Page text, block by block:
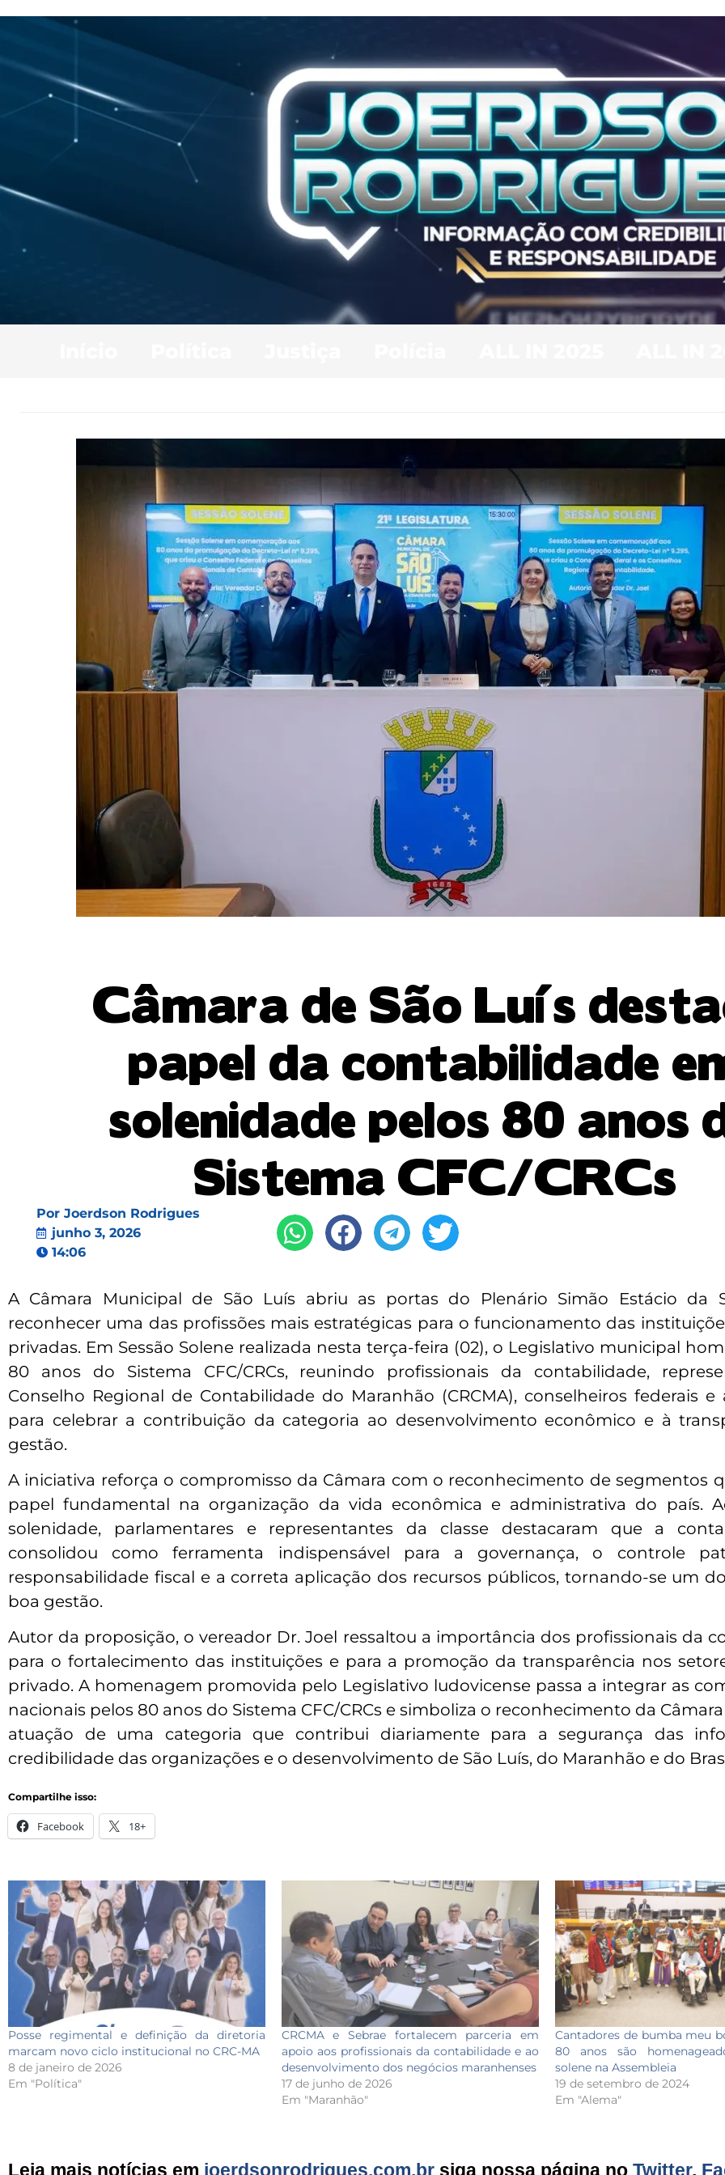
Câmara de São Luís
papel da contabilidade
solenidade pelos 80 anos
Sistema CFC/CRCs
Por Joerdson Rodrigues
junho 3, 2026
14:06
A Câmara Municipal de São Luís abriu as portas do Plenário Simão Estácio da
reconhecer uma das profissões mais estratégicas para o funcionamento das
privadas. Em Sessão Solene realizada nesta terça-feira (02), o Legislativo municipal
80 anos do Sistema CFC/CRCs, reunindo profissionais da contabilidade,
Conselho Regional de Contabilidade do Maranhão (CRCMA), conselheiros federais e
para celebrar a contribuição da categoria ao desenvolvimento econômico e à
gestão.
A iniciativa reforça o compromisso da Câmara com o reconhecimento de segmentos
papel fundamental na organização da vida econômica e administrativa do país.
solenidade, parlamentares e representantes da classe destacaram que a
consolidou como ferramenta indispensável para a governança, o controle
responsabilidade fiscal e a correta aplicação dos recursos públicos, tornando-se um
boa gestão.
Autor da proposição, o vereador Dr. Joel ressaltou a importância dos profissionais da
para o fortalecimento das instituições e para a promoção da transparência nos
privado. A homenagem promovida pelo Legislativo ludovicense passa a integrar as
nacionais pelos 80 anos do Sistema CFC/CRCs e simboliza o reconhecimento da
atuação de uma categoria que contribui diariamente para a segurança das
credibilidade das organizações e o desenvolvimento de São Luís, do Maranhão e do
Compartilhe isso:
Facebook 18+
Posse regimental e definição da diretoria
marcam novo ciclo institucional no CRC-MA
8 de janeiro de 2026
Em "Política"
CRCMA e Sebrae fortalecem parceria em
apoio aos profissionais da contabilidade e ao
desenvolvimento dos negócios maranhenses
17 de junho de 2026
Em "Maranhão"
Cantadores de bumba meu
80 anos são
solene na Assembleia
19 de setembro de 2024
Em "Alema"
Leia mais notícias em joerdsonrodrigues.com.br siga nossa página no Twitter,